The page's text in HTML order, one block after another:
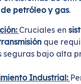
de petróleo y gas.
Cruciales en
que
seguras bajo alta
Industrial: